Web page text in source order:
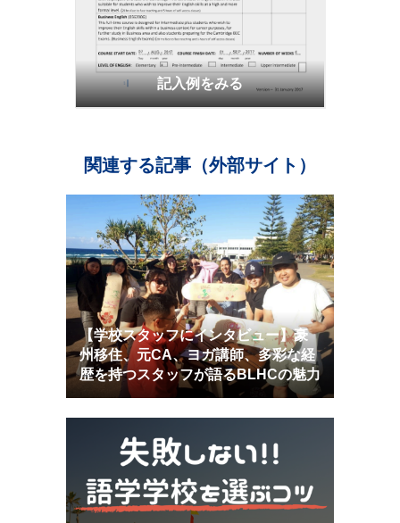
記入例をみる
関連する記事（外部サイト）
【学校スタッフにインタビュー】豪
州移住、元CA、ヨガ講師、多彩な経
歴を持つスタッフが語るBLHCの魅力